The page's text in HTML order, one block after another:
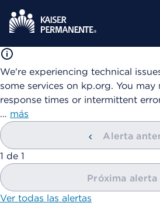
We're experiencing technical
some services on kp.org. You may
response times or intermittent
… más
Alerta
mostrando
1 de 1
Próxima alerta
Ver todas las alertas